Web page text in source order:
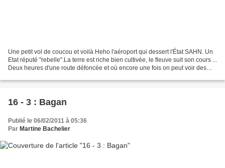
Une petit vol de coucou et voilà Heho l'aéroport qui dessert l'État SAHN. Un
Etat réputé "rebelle".La terre est riche bien cultivée, le fleuve suit son cours ...
Deux heures d'une route défoncée et où encore une fois on peut voir des
16 - 3 : Bagan
Publié le 06/02/2011 à 05:36
Par Martine Bachelier